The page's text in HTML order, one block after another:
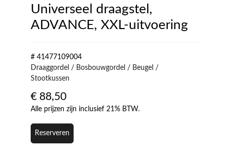
Universeel draagstel,
ADVANCE, XXL-uitvoering
# 41477109004
Draaggordel / Bosbouwgordel / Beugel /
Stootkussen
€ 88,50
Alle prijzen zijn inclusief 21% BTW.
Reserveren